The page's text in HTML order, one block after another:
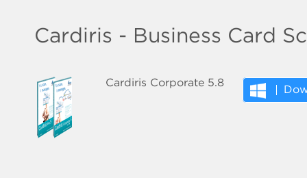
Cardiris - Business Card
Cardiris Corporate 5.8